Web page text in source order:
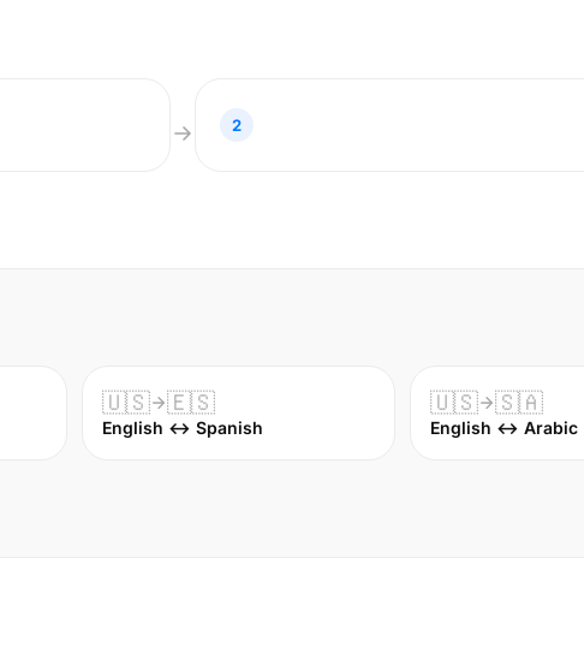
2
🇺🇸 🇪🇸
English ↔ Spanish
🇺🇸 🇸🇦
English ↔ Arabic